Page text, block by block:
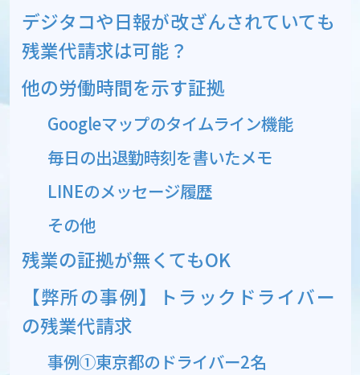
デジタコや日報が改ざんされていても
残業代請求は可能？
他の労働時間を示す証拠
Googleマップのタイムライン機能
毎日の出退勤時刻を書いたメモ
LINEのメッセージ履歴
その他
残業の証拠が無くてもOK
【弊所の事例】トラックドライバー
の残業代請求
事例①東京都のドライバー2名